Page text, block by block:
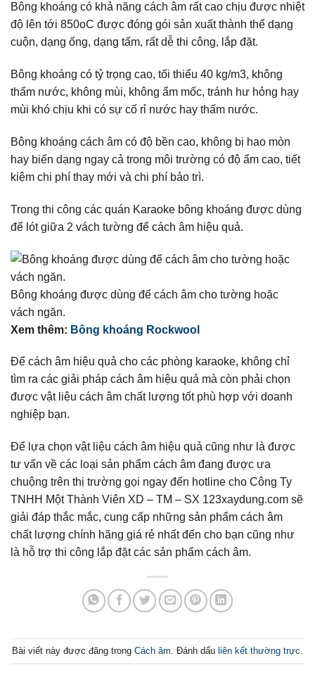
Bông khoáng có khả năng cách âm rất cao chịu được nhiệt
độ lên tới 850oC được đóng gói sản xuất thành thể dạng
cuộn, dạng ống, dạng tấm, rất dễ thi công, lắp đặt.
Bông khoáng có tỷ trọng cao, tối thiểu 40 kg/m3, không
thấm nước, không mùi, không ẩm mốc, tránh hư hỏng hay
mùi khó chịu khi có sự cố rỉ nước hay thấm nước.
Bông khoáng cách âm có độ bền cao, không bị hao mòn
hay biến dạng ngay cả trong môi trường có độ ẩm cao, tiết
kiệm chi phí thay mới và chi phí bảo trì.
Trong thi công các quán Karaoke bông khoáng được dùng
để lót giữa 2 vách tường để cách âm hiệu quả.
Bông khoáng được dùng để cách âm cho tường hoặc
vách ngăn.
Xem thêm: Bông khoáng Rockwool
Để cách âm hiệu quả cho các phòng karaoke, không chỉ
tìm ra các giải pháp cách âm hiệu quả mà còn phải chọn
được vật liệu cách âm chất lượng tốt phù hợp với doanh
nghiệp bạn.
Để lựa chọn vật liệu cách âm hiệu quả cũng như là được
tư vấn về các loại sản phẩm cách âm đang được ưa
chuộng trên thị trường gọi ngay đến hotline cho Công Ty
TNHH Một Thành Viên XD – TM – SX 123xaydung.com sẽ
giải đáp thắc mắc, cung cấp những sản phẩm cách âm
chất lượng chính hãng giá rẻ nhất đến cho bạn cũng như
là hỗ trợ thi công lắp đặt các sản phẩm cách âm.
Bài viết này được đăng trong Cách âm . Đánh dấu liên kết thường trực